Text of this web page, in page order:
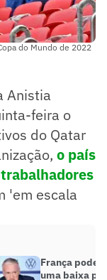
do Mundo de 2022
Anistia
feira o
do Qatar
o país
'em escala
França pode
uma baixa